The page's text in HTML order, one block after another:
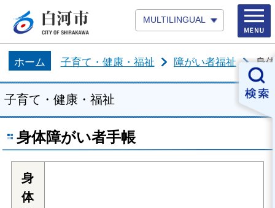
MULTILINGUAL
ホーム 子育て・健康・福祉 障がい者福祉 身
子育て・健康・福祉
身体障がい者手帳
身
体